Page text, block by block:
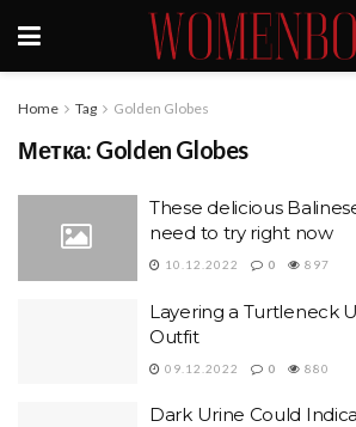
Home Tag Golden Globes
Метка: Golden Globes
These delicious
need to try right now
10.12.2022 0 897
Layering a Turtleneck
Outfit
09.12.2022 0 880
Dark Urine Could